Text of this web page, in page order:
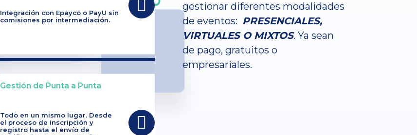
Integración con Epayco o PayU sin
comisiones por intermediación.
Gestión de Punta a Punta
Todo en un mismo lugar. Desde
el proceso de inscripción y
registro hasta el envío de
gestionar diferentes modalidades
de eventos: PRESENCIALES,
VIRTUALES O MIXTOS. Ya sean
de pago, gratuitos o
empresariales.